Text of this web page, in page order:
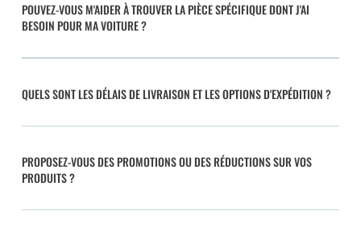
POUVEZ-VOUS M'AIDER À TROUVER LA PIÈCE SPÉCIFIQUE DONT J'AI
BESOIN POUR MA VOITURE ?
QUELS SONT LES DÉLAIS DE LIVRAISON ET LES OPTIONS D'EXPÉDITION ?
PROPOSEZ-VOUS DES PROMOTIONS OU DES RÉDUCTIONS SUR VOS
PRODUITS ?